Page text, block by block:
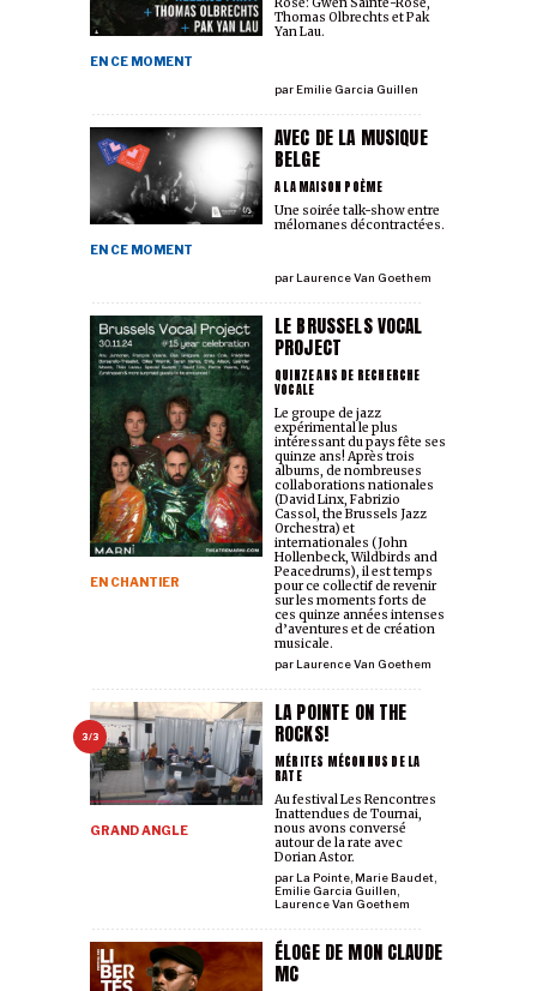
EN CE MOMENT
parEmilie Garcia Guillen
Rose: Gwen Sainte-Rose,
Thomas Olbrechts et Pak
Yan Lau.
AVEC DE LA MUSIQUE
BELGE
A LA MAISON POÈME
EN CE MOMENT
parLaurence Van Goethem
Une soirée talk-show entre
mélomanes décontracté·es.
LE BRUSSELS VOCAL
PROJECT
QUINZE ANS DE RECHERCHE
VOCALE
EN CHANTIER
parLaurence Van Goethem
Le groupe de jazz
expérimental le plus
intéressant du pays fête ses
quinze ans! Après trois
albums, de nombreuses
collaborations nationales
(David Linx, Fabrizio
Cassol, the Brussels Jazz
Orchestra) et
internationales (John
Hollenbeck, Wildbirds and
Peacedrums), il est temps
pour ce collectif de revenir
sur les moments forts de
ces quinze années intenses
d’aventures et de création
musicale.
3/3
LA POINTE ON THE
ROCKS!
MÉRITES MÉCONNUS DE LA
RATE
GRAND ANGLE
parLa Pointe Marie Baudet
Emilie Garcia Guillen
Laurence Van Goethem
Au festival Les Rencontres
Inattendues de Tournai,
nous avons conversé
autour de la rate avec
Dorian Astor.
ÉLOGE DE MON CLAUDE
MC